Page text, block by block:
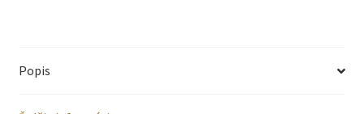
NOVORODENCA
56-
Popis